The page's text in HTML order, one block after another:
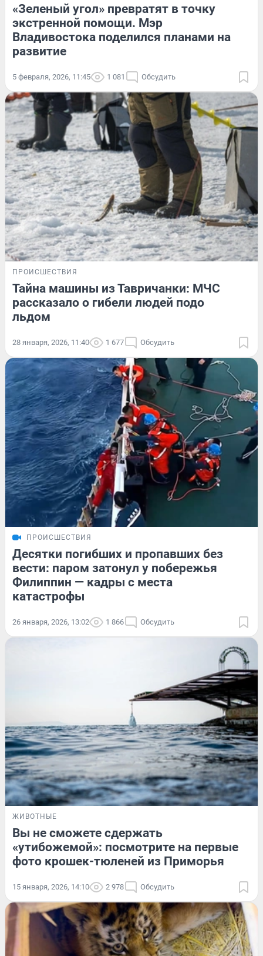
«Зеленый угол» превратят в точку
экстренной помощи. Мэр
Владивостока поделился планами на
развитие
5 февраля, 2026, 11:45 1 081 Обсудить
ПРОИСШЕСТВИЯ
Тайна машины из Тавричанки: МЧС
рассказало о гибели людей подо
льдом
28 января, 2026, 11:40 1 677 Обсудить
ПРОИСШЕСТВИЯ
Десятки погибших и пропавших без
вести: паром затонул у побережья
Филиппин — кадры с места
катастрофы
26 января, 2026, 13:02 1 866 Обсудить
ЖИВОТНЫЕ
Вы не сможете сдержать
«утибожемой»: посмотрите на первые
фото крошек-тюленей из Приморья
15 января, 2026, 14:10 2 978 Обсудить